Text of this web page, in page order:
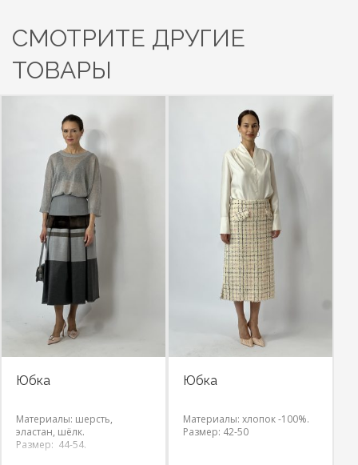
СМОТРИТЕ ДРУГИЕ
ТОВАРЫ
Юбка
Материалы: шерсть,
эластан, шёлк.
Размер: 44-54.
Юбка
Материалы: хлопок -100%.
Размер: 42-50